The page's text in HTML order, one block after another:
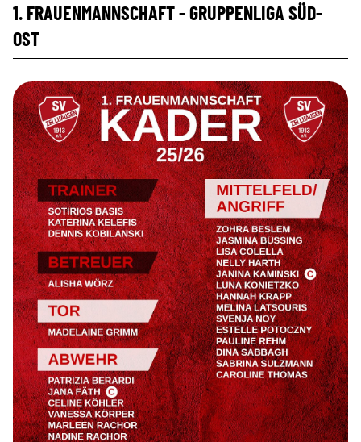
1. FRAUENMANNSCHAFT - GRUPPENLIGA SÜD-
OST